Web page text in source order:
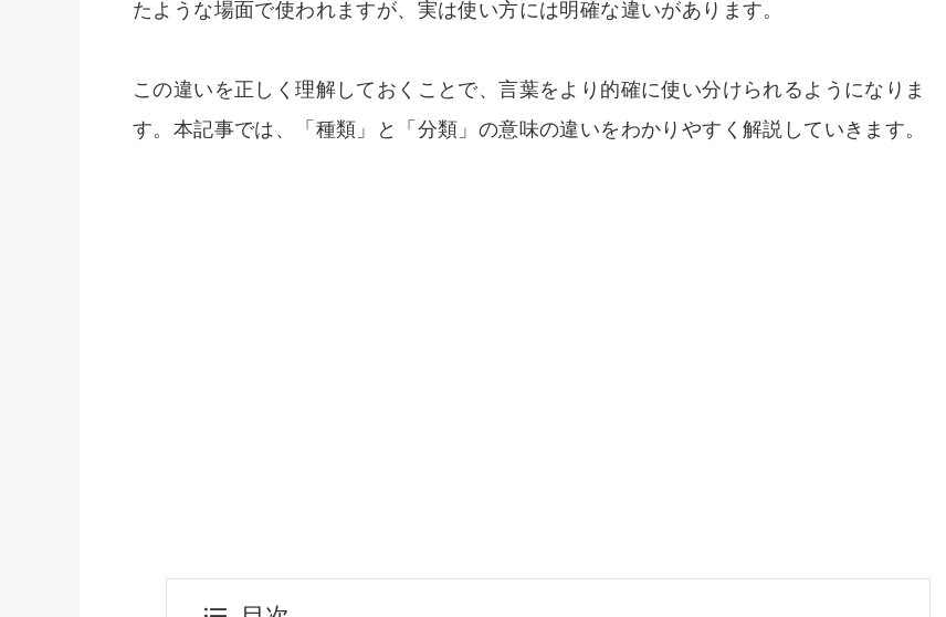
たような場面で使われますが、実は使い方には明確な違いがあります。
この違いを正しく理解しておくことで、言葉をより的確に使い分けられるようになりま
す。本記事では、「種類」と「分類」の意味の違いをわかりやすく解説していきます。